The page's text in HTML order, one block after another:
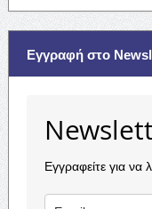
Εγγραφή στο
Εγγραφείτε για να